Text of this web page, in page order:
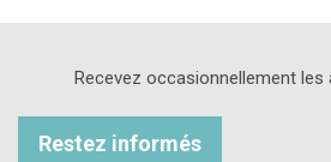
Recevez occasionnellement les
Restez informés